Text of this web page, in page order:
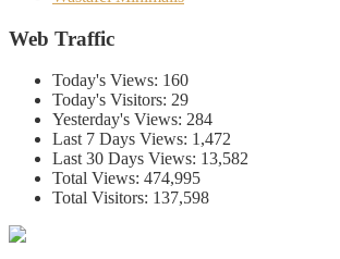
Web Traffic
Today's Views: 160
Today's Visitors: 29
Yesterday's Views: 284
Last 7 Days Views: 1,472
Last 30 Days Views: 13,582
Total Views: 474,995
Total Visitors: 137,598